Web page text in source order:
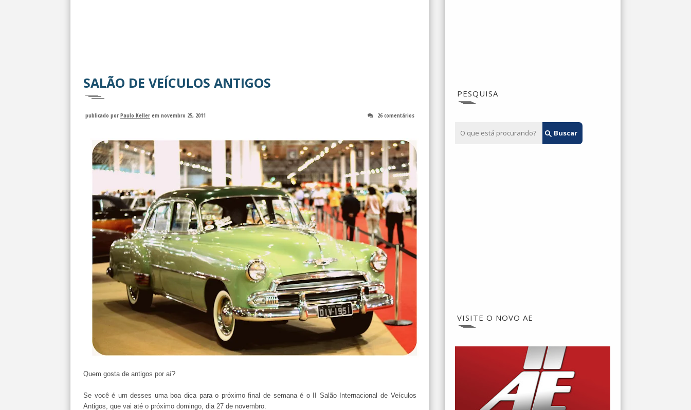
SALÃO DE VEÍCULOS ANTIGOS
publicado por Paulo Keller em novembro 25, 2011 26 comentários
Quem gosta de antigos por aí?
Se você é um desses uma boa dica para o próximo final de semana é o II Salão Internacional de Veículos
Antigos, que vai até o próximo domingo, dia 27 de novembro.
PESQUISA
VISITE O NOVO AE